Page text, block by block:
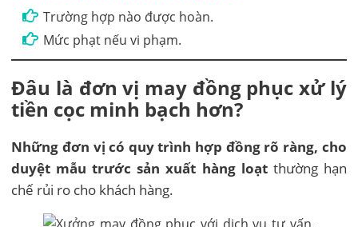
Trường hợp nào được hoàn.
Mức phạt nếu vi phạm.
Đâu là đơn vị may đồng phục xử lý
tiền cọc minh bạch hơn?
Những đơn vị có quy trình hợp đồng rõ ràng, cho
duyệt mẫu trước sản xuất hàng loạtthường hạn
chế rủi ro cho khách hàng.